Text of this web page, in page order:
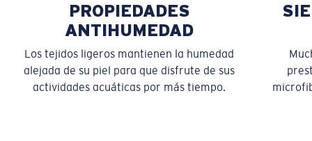
PROPIEDADES
ANTIHUMEDAD
Los tejidos ligeros mantienen la humedad
alejada de su piel para que disfrute de sus
actividades acuáticas por más tiempo.